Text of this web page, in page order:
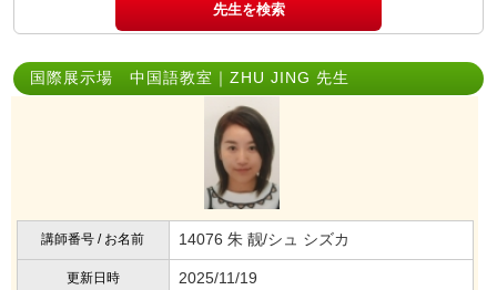
先生を検索
国際展示場 中国語教室｜ZHU JING 先生
講師番号 / お名前 14076 朱 靓/シュ シズカ
更新日時 2025/11/19